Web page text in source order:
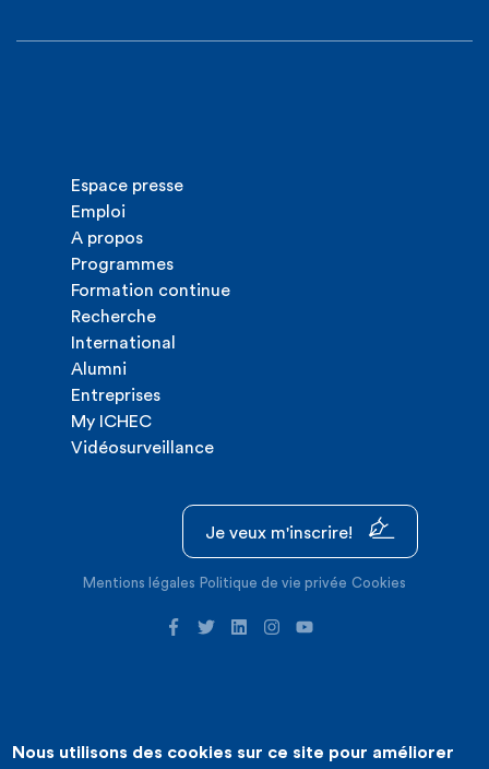
Espace presse
Emploi
A propos
Programmes
Formation continue
Recherche
International
Alumni
Entreprises
My ICHEC
Vidéosurveillance
Je veux m'inscrire!
Mentions légales Politique de vie privée Cookies
©2026 ICHEC |Création de site internet : Expansion
Nous utilisons des cookies sur ce site pour améliorer